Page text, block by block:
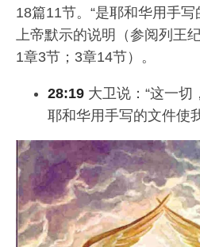
18篇11节。“是耶和华用手
上帝默示的说明（参阅列王
1章3节；3章14节）。
28:19 大卫说：“这一切
耶和华用手写的文件使